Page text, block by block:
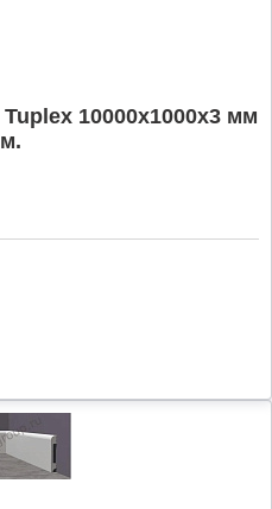
10000x1000x3 мм